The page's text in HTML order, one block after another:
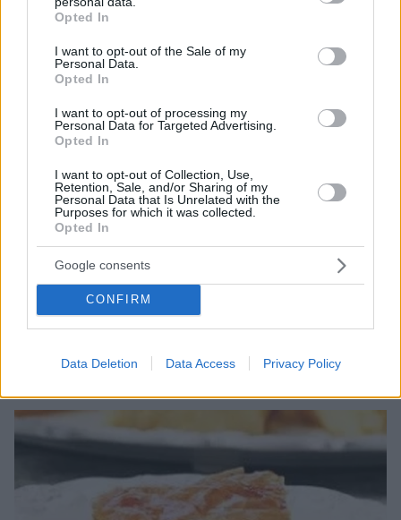
grant or deny consent to Google and its third-party tags to
use your data for below specified purposes in below Google
consent section.
Opted In
I want to opt-out of the Sale of my
Personal Data.
Opted In
I want to opt-out of processing my
Personal Data for Targeted Advertising.
Opted In
I want to opt-out of Collection, Use,
Retention, Sale, and/or Sharing of my
Personal Data that Is Unrelated with the
Purposes for which it was collected.
Opted In
Google consents
CONFIRM
Data Deletion Data Access Privacy Policy
10 γαλακομπούρεκα σε Αθήνα και Θεσσαλονίκη που
πρέπει να δοκιμάσετε
πιο δημοφιλή γλυκά ταψιού
28.10.2024, 20:00